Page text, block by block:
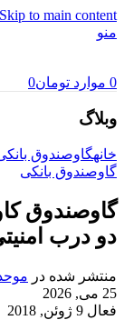
Skip to main content
منو
0 موارد تومان0
وبلاگ
خانهگاوصندوق
گاوصندوق بانکی
دو درب
منتشر شده در
25 می, 2026
فعال 9 ژوئن, 2018